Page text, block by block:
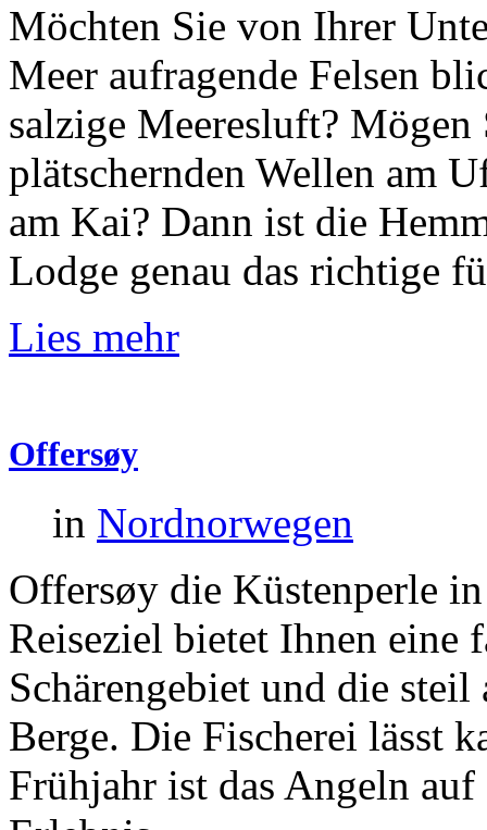
Möchten Sie von Ihrer
Meer aufragende Felsen
salzige Meeresluft? Mögen
plätschernden Wellen am
am Kai? Dann ist die
Lodge genau das richtige
Lies mehr
Offersøy
in Nordnorwegen
Offersøy die Küstenperle
Reiseziel bietet Ihnen eine
Schärengebiet und die
Berge. Die Fischerei lässt
Frühjahr ist das Angeln